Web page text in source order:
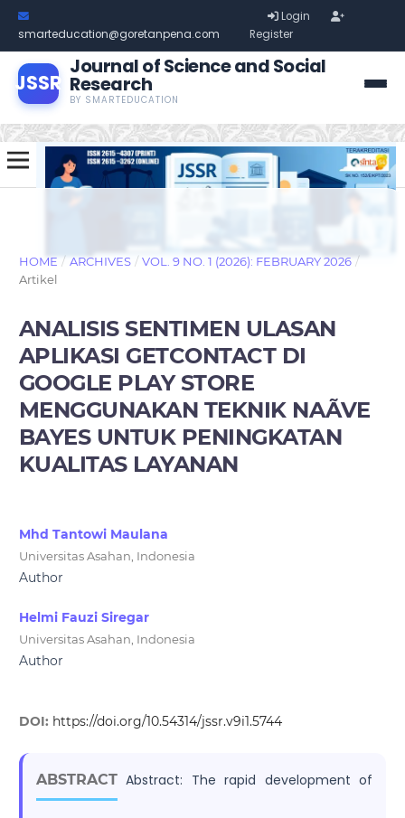
smarteducation@goretanpena.com
Login
Register
JSSR
Journal of Science and Social
Research
BY SMARTEDUCATION
HOME / ARCHIVES / VOL. 9 NO. 1 (2026): FEBRUARY 2026 /
Artikel
ANALISIS SENTIMEN ULASAN
APLIKASI GETCONTACT DI
GOOGLE PLAY STORE
MENGGUNAKAN TEKNIK NAÃVE
BAYES UNTUK PENINGKATAN
KUALITAS LAYANAN
Mhd Tantowi Maulana
Universitas Asahan, Indonesia
Author
Helmi Fauzi Siregar
Universitas Asahan, Indonesia
Author
DOI: https://doi.org/10.54314/jssr.v9i1.5744
ABSTRACTAbstract: The rapid development of